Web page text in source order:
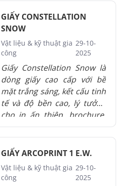
GIẤY CONSTELLATION
SNOW
Vật liệu & kỹ thuật gia
công
29-10-
2025
Giấy Constellation Snow là
dòng giấy cao cấp với bề
mặt trắng sáng, kết cấu tinh
tế và độ bền cao, lý tưởng
cho in ấn thiệp, brochure,
catalogue và các sản phẩm
sang trọng. Sản phẩm mang
lại trải nghiệm in ấn chuyên
thương hiệu.
GIẤY ARCOPRINT 1 E.W.
Vật liệu & kỹ thuật gia
công
29-10-
2025